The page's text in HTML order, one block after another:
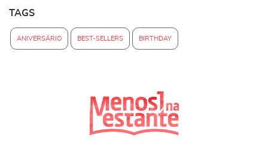
TAGS
ANIVERSÁRIO BEST-SELLERS BIRTHDAY